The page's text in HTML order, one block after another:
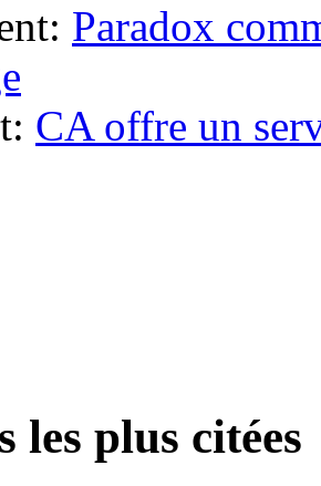
Paradox
CA offre un
les plus citées